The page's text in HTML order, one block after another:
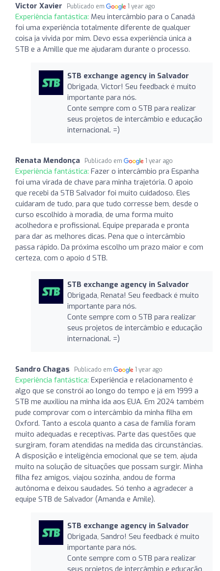
Victor Xavier Publicado em 1 year ago
Experiência fantástica: Meu intercâmbio para o Canadá
foi uma experiência totalmente diferente de qualquer
coisa ja vivida por mim. Devo essa experiência única a
STB e a Amille que me ajudaram durante o processo.
STB exchange agency in Salvador
Obrigada, Victor! Seu feedback é muito
importante para nós.
Conte sempre com o STB para realizar
seus projetos de intercâmbio e educação
internacional. =)
Renata Mendonça Publicado em 1 year ago
Experiência fantástica: Fazer o intercâmbio pra Espanha
foi uma virada de chave para minha trajetória. O apoio
que recebi da STB Salvador foi muito cuidadoso. Eles
cuidaram de tudo, para que tudo corresse bem, desde o
curso escolhido à moradia, de uma forma muito
acolhedora e profissional. Equipe preparada e pronta
para dar as melhores dicas. Pena que o intercâmbio
passa rápido. Da próxima escolho um prazo maior e com
certeza, com o apoio d STB.
STB exchange agency in Salvador
Obrigada, Renata! Seu feedback é muito
importante para nós.
Conte sempre com o STB para realizar
seus projetos de intercâmbio e educação
internacional. =)
Sandro Chagas Publicado em 1 year ago
Experiência fantástica: Experiência e relacionamento é
algo que se constrói ao longo do tempo e já em 1999 a
STB me auxiliou na minha ida aos EUA. Em 2024 também
pude comprovar com o intercâmbio da minha filha em
Oxford. Tanto a escola quanto a casa de família foram
muito adequadas e receptivas. Parte das questões que
surgiram, foram atendidas na medida das circunstâncias.
A disposição e inteligência emocional que se tem, ajuda
muito na solução de situações que possam surgir. Minha
filha fez amigos, viajou sozinha, andou de forma
autônoma e deixou saudades. Só tenho a agradecer a
equipe STB de Salvador (Amanda e Amile).
STB exchange agency in Salvador
Obrigada, Sandro! Seu feedback é muito
importante para nós.
Conte sempre com o STB para realizar
seus projetos de intercâmbio e educação